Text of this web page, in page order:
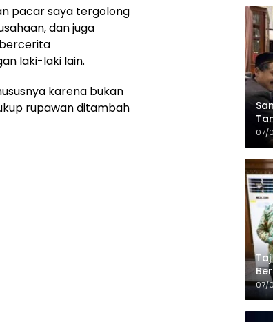
pacar saya tergolong
dan juga
laki-laki lain.
karena bukan
rupawan ditambah
07/
07/